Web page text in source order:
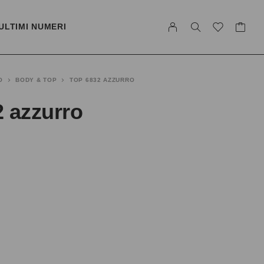
NUMERI
BODY & TOP TOP 6832 AZZURRO
azzurro